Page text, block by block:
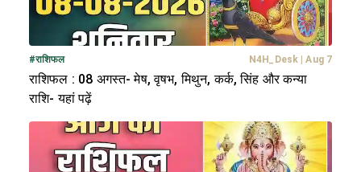
#राशिफल N4H_Desk | Aug 7
राशिफल : 08 अगस्त- मेष, वृषभ, मिथुन, कर्क, सिंह और कन्या
राशि- यहां पढ़ें